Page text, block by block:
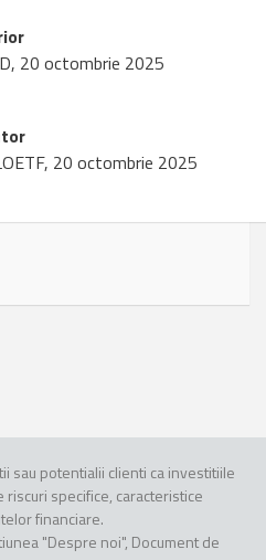
20 octombrie 2025
20 octombrie 2025
sau potentialii clienti ca investitiile
specifice, caracteristice
financiare.
"Despre noi", Document de